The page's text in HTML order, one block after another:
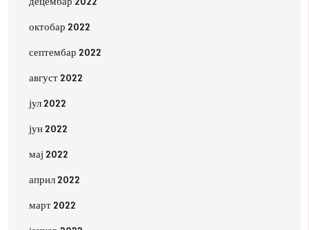
октобар 2022
септембар 2022
август 2022
јул 2022
јун 2022
мај 2022
април 2022
март 2022